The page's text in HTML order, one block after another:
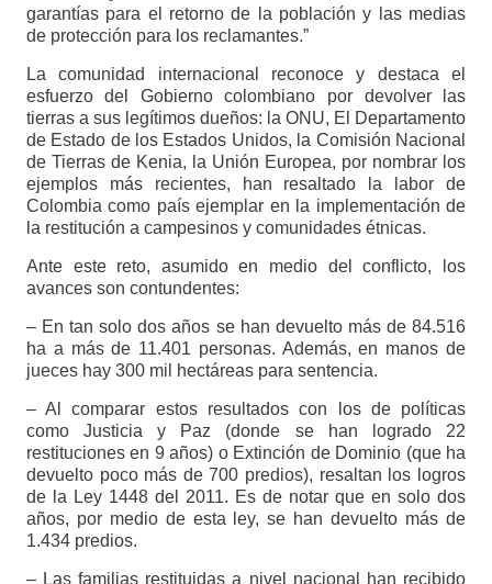
garantías para el retorno de la población y las medias
de protección para los reclamantes.”
La comunidad internacional reconoce y destaca el
esfuerzo del Gobierno colombiano por devolver las
tierras a sus legítimos dueños: la ONU, El Departamento
de Estado de los Estados Unidos, la Comisión Nacional
de Tierras de Kenia, la Unión Europea, por nombrar los
ejemplos más recientes, han resaltado la labor de
Colombia como país ejemplar en la implementación de
la restitución a campesinos y comunidades étnicas.
Ante este reto, asumido en medio del conflicto, los
avances son contundentes:
– En tan solo dos años se han devuelto más de 84.516
ha a más de 11.401 personas. Además, en manos de
jueces hay 300 mil hectáreas para sentencia.
– Al comparar estos resultados con los de políticas
como Justicia y Paz (donde se han logrado 22
restituciones en 9 años) o Extinción de Dominio (que ha
devuelto poco más de 700 predios), resaltan los logros
de la Ley 1448 del 2011. Es de notar que en solo dos
años, por medio de esta ley, se han devuelto más de
1.434 predios.
– Las familias restituidas a nivel nacional han recibido